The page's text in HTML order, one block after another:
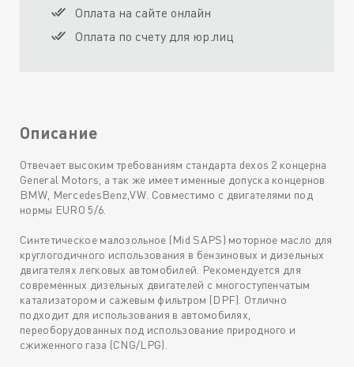
Оплата на сайте онлайн
Оплата по счету для юр.лиц
Описание
Отвечает высоким требованиям стандарта dexos 2 концерна
General Motors, а так же имеет именные допуска концернов
BMW, MercedesBenz,VW. Совместимо с двигателями под
нормы EURO 5/6.
Синтетическое малозольное (Mid SAPS) моторное масло для
круглогодичного использования в бензиновых и дизельных
двигателях легковых автомобилей. Рекомендуется для
современных дизельных двигателей с многоступенчатым
катализатором и сажевым фильтром (DPF). Отлично
подходит для использования в автомобилях,
переоборудованных под использование природного и
сжиженного газа (CNG/LPG).